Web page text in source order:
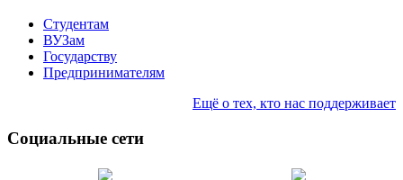
Студентам
ВУЗам
Государству
Предпринимателям
Ещё о тех, кто нас поддерживает
Социальные сети